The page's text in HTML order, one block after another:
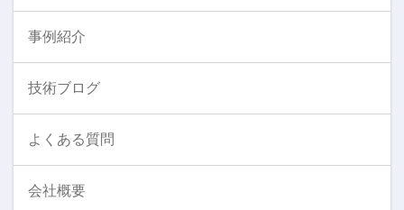
事例紹介
技術ブログ
よくある質問
会社概要